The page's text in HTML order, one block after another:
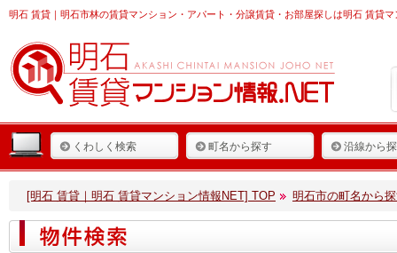
明石 賃貸 ｜明石市林の賃貸マンション・アパート・分譲賃貸・お部屋探しは明石 賃貸
くわしく検索 町名から探す 沿線から
[明石 賃貸｜明石 賃貸マンション情報NET] TOP 明石市の町名から